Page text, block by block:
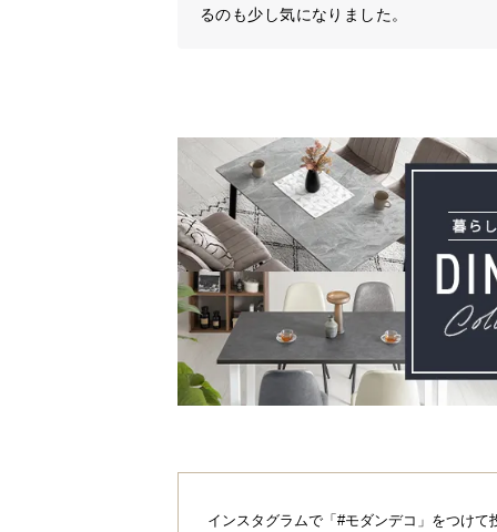
るのも少し気になりました。
インスタグラムで「#モダンデコ」をつけて